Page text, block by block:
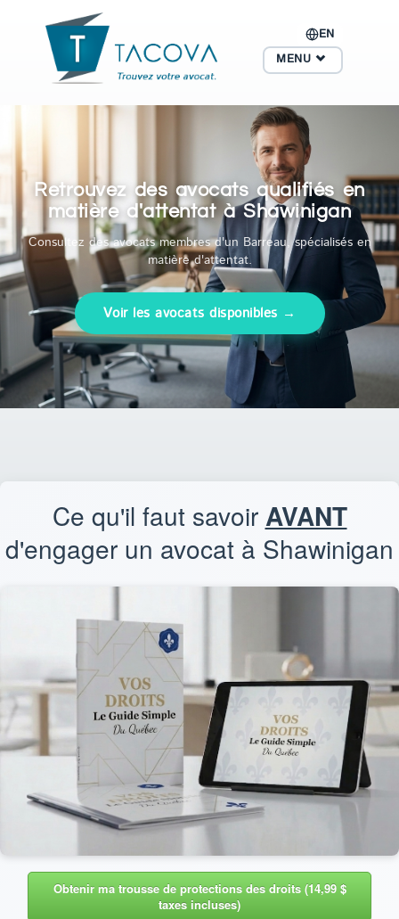
EN
MENU
Retrouvez des avocats qualifiés en
matière d'attentat à Shawinigan
Consultez des avocats membres d'un Barreau, spécialisés en
matière d'attentat.
Voir les avocats disponibles →
Ce qu'il faut savoir AVANT
d'engager un avocat à Shawinigan
Obtenir ma trousse de protections des droits (14,99 $
taxes incluses)